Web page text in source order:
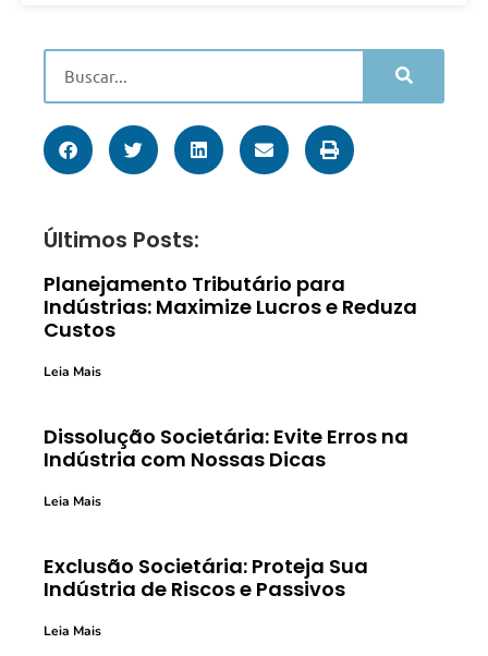
Últimos Posts:
Planejamento Tributário para
Indústrias: Maximize Lucros e Reduza
Custos
Leia Mais
Dissolução Societária: Evite Erros na
Indústria com Nossas Dicas
Leia Mais
Exclusão Societária: Proteja Sua
Indústria de Riscos e Passivos
Leia Mais